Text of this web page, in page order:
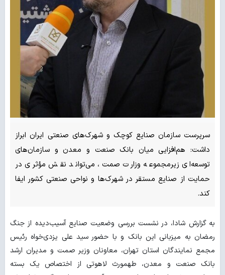
سرپرست سازمان صنایع کوچک و شهرک‌های صنعتی ایران ابراز
داشت: هم‌افزایی میان بانک صنعت و معدن و سازمان‌های
توسعه‌ای زیرمجموعه وزارت صمت، می‌تواند نقش مؤثری در
حمایت از صنایع مستقر در شهرک‌ها و نواحی صنعتی کشور ایفا
کند.
به گزارش شادا، در نشست بررسی وضعیت صنایع آسیب‌دیده از جنگ
رمضان به میزبانی این بانک و با حضور سید علی یزدی‌خواه رئیس
مجمع نمایندگان استان تهران، معاونان وزیر صمت و مدیران ارشد
بانک صنعت و معدن، طهمورث لاهوتی از اختصاص یک بسته